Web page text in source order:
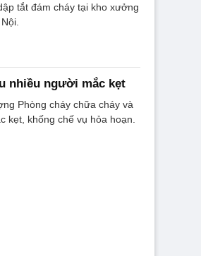
tắt đám cháy tại kho xưởng
nhiều người mắc kẹt
Phòng cháy chữa cháy và
kẹt, khống chế vụ hỏa hoạn.